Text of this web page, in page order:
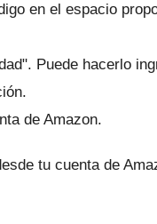
en el espacio
Puede hacerlo
de Amazon.
tu cuenta de